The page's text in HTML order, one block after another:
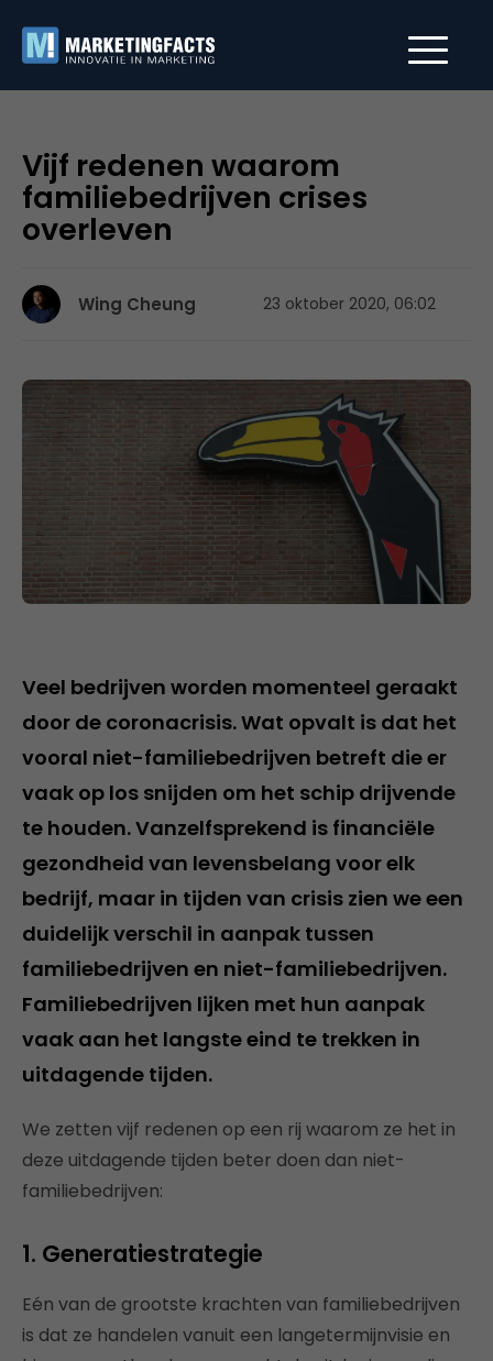
Vijf redenen waarom
familiebedrijven crises
overleven
Wing Cheung 23 oktober 2020, 06:02
Veel bedrijven worden momenteel geraakt
door de coronacrisis. Wat opvalt is dat het
vooral niet-familiebedrijven betreft die er
vaak op los snijden om het schip drijvende
te houden. Vanzelfsprekend is financiële
gezondheid van levensbelang voor elk
bedrijf, maar in tijden van crisis zien we een
duidelijk verschil in aanpak tussen
familiebedrijven en niet-familiebedrijven.
Familiebedrijven lijken met hun aanpak
vaak aan het langste eind te trekken in
uitdagende tijden.
We zetten vijf redenen op een rij waarom ze het in
deze uitdagende tijden beter doen dan niet-
familiebedrijven:
1. Generatiestrategie
Eén van de grootste krachten van familiebedrijven
is dat ze handelen vanuit een langetermijnvisie en